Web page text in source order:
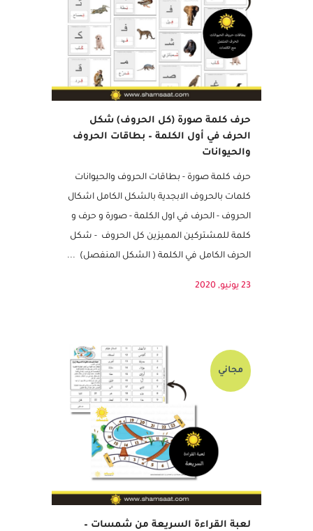
حرف كلمة صورة (كل الحروف) شكل
الحرف في أول الكلمة – بطاقات الحروف
والحيوانات
مميز
حرف كلمة صورة - بطاقات الحروف والحيوانات
كلمات بالحروف الابجدية بالشكل الكامل اشكال
الحروف - الحرف في اول الكلمة - صورة و حرف و